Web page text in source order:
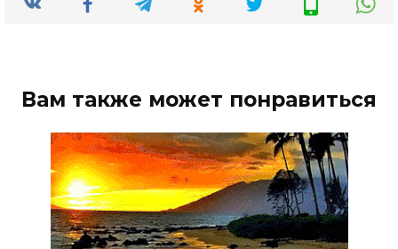
Вам также может понравиться